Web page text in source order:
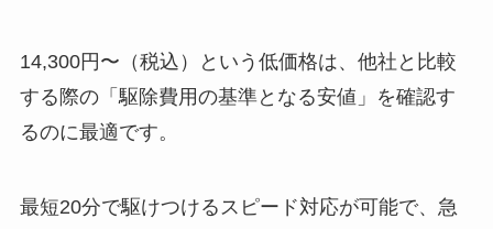
14,300円〜（税込）という低価格は、他社と比較
する際の「駆除費用の基準となる安値」を確認す
るのに最適です。
最短20分で駆けつけるスピード対応が可能で、急